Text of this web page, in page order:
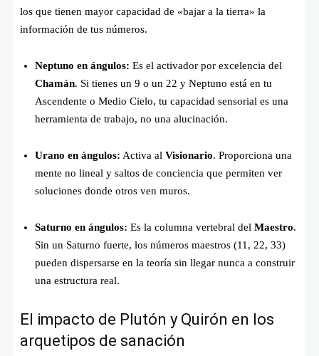
los que tienen mayor capacidad de «bajar a la tierra» la
información de tus números.
Neptuno en ángulos: Es el activador por excelencia del
Chamán. Si tienes un 9 o un 22 y Neptuno está en tu
Ascendente o Medio Cielo, tu capacidad sensorial es una
herramienta de trabajo, no una alucinación.
Urano en ángulos: Activa al Visionario. Proporciona una
mente no lineal y saltos de conciencia que permiten ver
soluciones donde otros ven muros.
Saturno en ángulos: Es la columna vertebral del Maestro.
Sin un Saturno fuerte, los números maestros (11, 22, 33)
pueden dispersarse en la teoría sin llegar nunca a construir
una estructura real.
El impacto de Plutón y Quirón en los
arquetipos de sanación